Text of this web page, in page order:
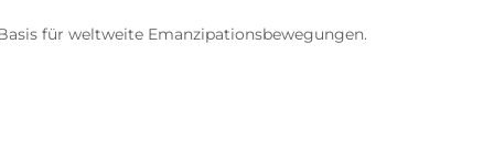
für weltweite Emanzipationsbewegungen.